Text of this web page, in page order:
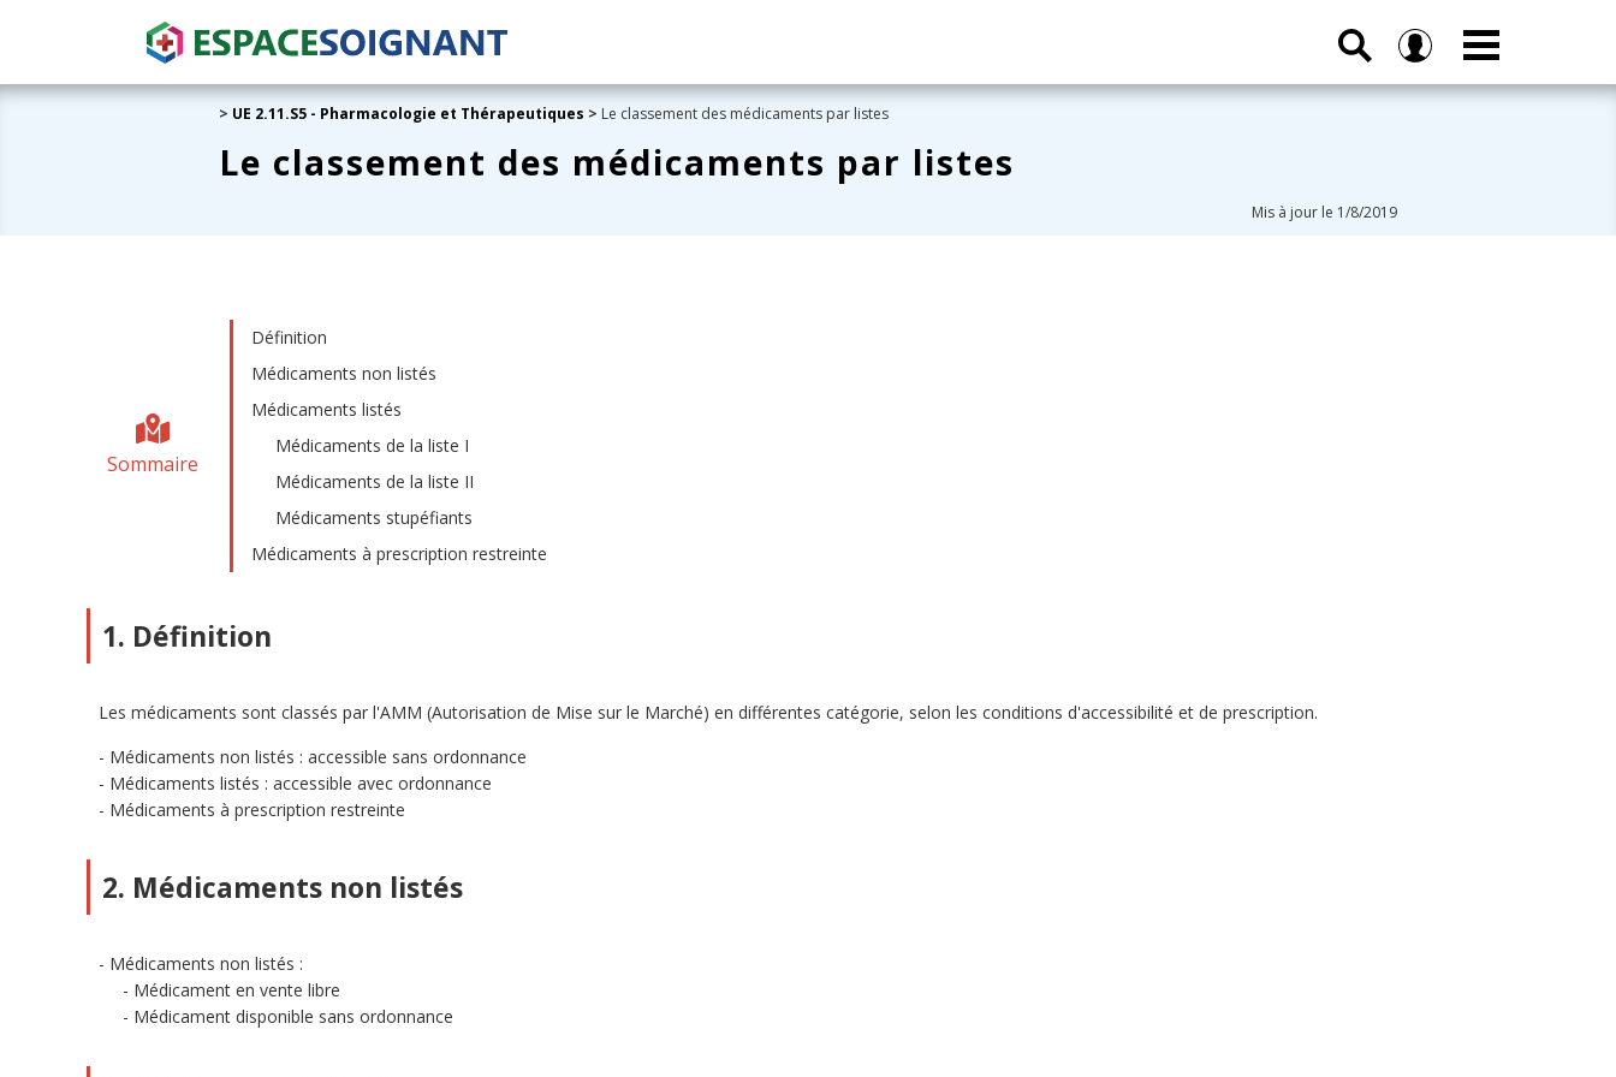
> UE 2.11.S5 - Pharmacologie et Thérapeutiques > Le classement des médicaments par listes
Le classement des médicaments par listes
Mis à jour le 1/8/2019
Sommaire
Définition
Médicaments non listés
Médicaments listés
Médicaments de la liste I
Médicaments de la liste II
Médicaments stupéfiants
Médicaments à prescription restreinte
1. Définition
Les médicaments sont classés par l'AMM (Autorisation de Mise sur le Marché) en différentes catégorie, selon les conditions d'accessibilité et de prescription.
Médicaments non listés : accessible sans ordonnance
Médicaments listés : accessible avec ordonnance
Médicaments à prescription restreinte
2. Médicaments non listés
Médicaments non listés :
Médicament en vente libre
Médicament disponible sans ordonnance